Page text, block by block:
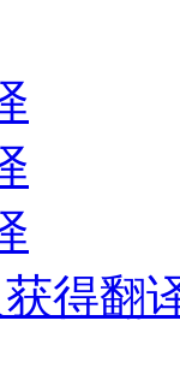
得翻